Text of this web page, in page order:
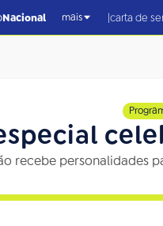
Nacional mais |carta de
recebe personalidades